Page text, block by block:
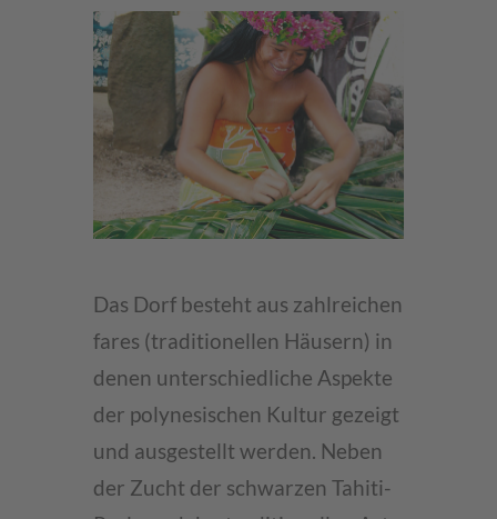
Das Dorf besteht aus zahlreichen
fares (traditionellen Häusern) in
denen unterschiedliche Aspekte
der polynesischen Kultur gezeigt
und ausgestellt werden. Neben
der Zucht der schwarzen Tahiti-